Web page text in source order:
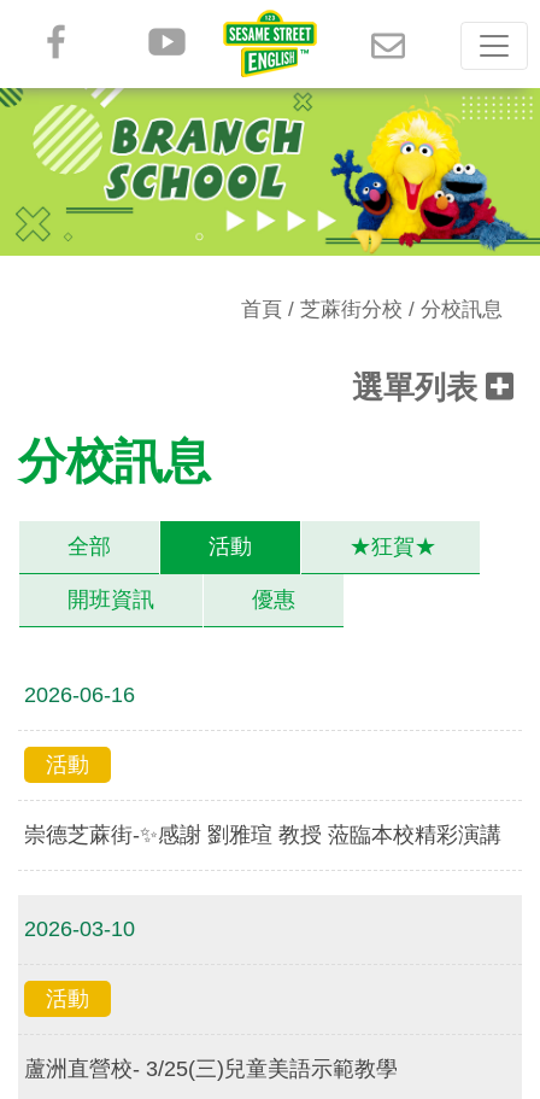
首頁 / 芝蔴街分校 / 分校訊息
選單列表
分校訊息
全部 活動 ★狂賀★
開班資訊 優惠
2026-06-16
活動
崇德芝蔴街-✨感謝 劉雅瑄 教授 蒞臨本校精彩演講
2026-03-10
活動
蘆洲直營校- 3/25(三)兒童美語示範教學